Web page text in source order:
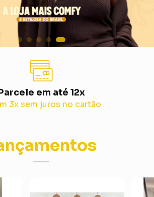
em até 12x
3x sem juros no cartão